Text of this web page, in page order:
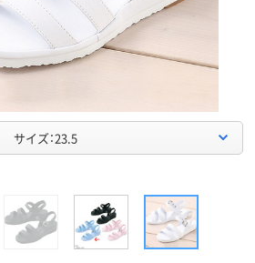
サイズ：23.5